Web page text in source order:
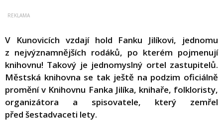
V Kunovicích vzdají hold Fanku Jilíkovi, jednomu
z nejvýznamnějších rodáků, po kterém pojmenují
knihovnu! Takový je jednomyslný ortel zastupitelů.
Městská knihovna se tak ještě na podzim oficiálně
promění v Knihovnu Fanka Jilíka, knihaře, folkloristy,
organizátora a spisovatele, který zemřel
před šestadvaceti lety.